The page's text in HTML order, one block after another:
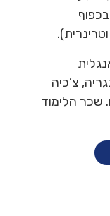
צ’כיה
בדרך כלל 6 שנים. שכר הלימוד